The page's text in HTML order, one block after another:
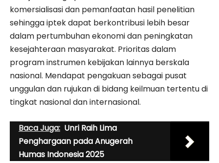
komersialisasi dan pemanfaatan hasil penelitian
sehingga iptek dapat berkontribusi lebih besar
dalam pertumbuhan ekonomi dan peningkatan
kesejahteraan masyarakat. Prioritas dalam
program instrumen kebijakan lainnya berskala
nasional. Mendapat pengakuan sebagai pusat
unggulan dan rujukan di bidang keilmuan tertentu di
tingkat nasional dan internasional.
Baca Juga: Unri Raih Lima
Penghargaan pada Anugerah
Humas Indonesia 2025